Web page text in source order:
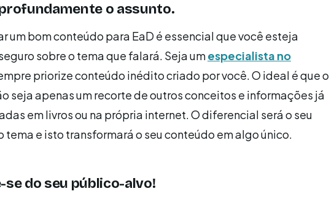
o assunto.
um bom conteúdo para EaD é essencial que você esteja
sobre o tema que falará. Seja umespecialista no
priorize conteúdo inédito criado por você. O ideal é que o
seja apenas um recorte de outros conceitos e informações já
em livros ou na própria internet. O diferencial será o seu
tema e isto transformará o seu conteúdo em algo único.
se do seu público-alvo!